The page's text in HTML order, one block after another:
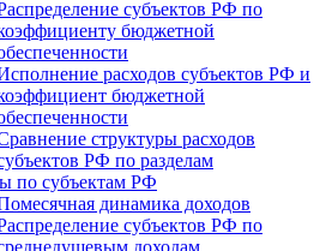
субъектов РФ по
бюджетной
расходов субъектов РФ и
бюджетной
структуры расходов
РФ по разделам
по субъектам РФ
динамика доходов
субъектов РФ по
доходам